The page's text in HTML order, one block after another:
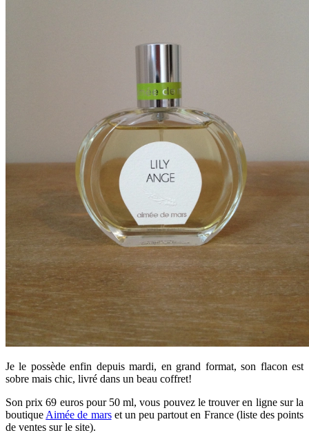
Je le possède enfin depuis mardi, en grand format, son flacon est
sobre mais chic, livré dans un beau coffret!
Son prix 69 euros pour 50 ml, vous pouvez le trouver en ligne sur la
boutique Aimée de marset un peu partout en France (liste des points
de ventes sur le site).